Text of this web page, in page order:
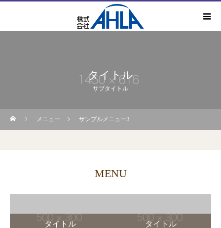
タイトル
サブタイトル
メニュー サンプルメニュー3
MENU
タイトル タイトル